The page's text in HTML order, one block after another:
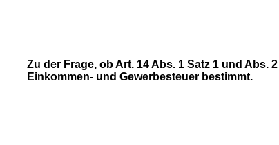
Zu der Frage, ob Art. 14 Abs. 1 Satz 1 und
Einkommen- und Gewerbesteuer bestimmt.